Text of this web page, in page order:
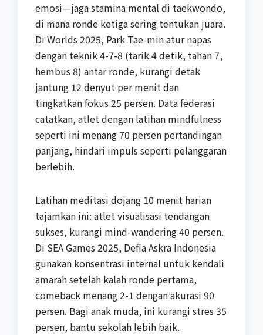
emosi—jaga stamina mental di taekwondo,
di mana ronde ketiga sering tentukan juara.
Di Worlds 2025, Park Tae-min atur napas
dengan teknik 4-7-8 (tarik 4 detik, tahan 7,
hembus 8) antar ronde, kurangi detak
jantung 12 denyut per menit dan
tingkatkan fokus 25 persen. Data federasi
catatkan, atlet dengan latihan mindfulness
seperti ini menang 70 persen pertandingan
panjang, hindari impuls seperti pelanggaran
berlebih.
Latihan meditasi dojang 10 menit harian
tajamkan ini: atlet visualisasi tendangan
sukses, kurangi mind-wandering 40 persen.
Di SEA Games 2025, Defia Askra Indonesia
gunakan konsentrasi internal untuk kendali
amarah setelah kalah ronde pertama,
comeback menang 2-1 dengan akurasi 90
persen. Bagi anak muda, ini kurangi stres 35
persen, bantu sekolah lebih baik.